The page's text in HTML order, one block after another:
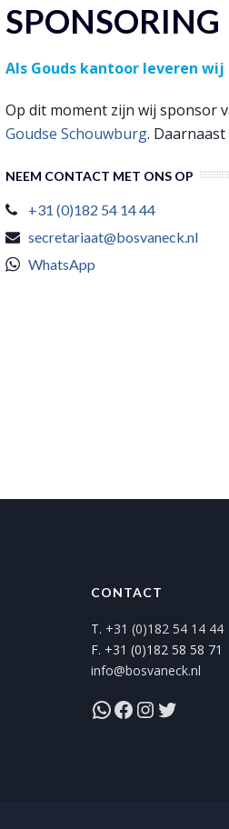
SPONSORING
Als Gouds kantoor leveren
Op dit moment zijn wij sponsor
Goudse Schouwburg.
NEEM CONTACT MET ONS OP
+31 (0)182 54 14 44
secretariaat@bosvaneck.nl
WhatsApp
CONTACT
T. +31 (0)182 54 14 44
F. +31 (0)182 58 58 71
info@bosvaneck.nl
WhatsApp
Facebook
Instagram
Twitter